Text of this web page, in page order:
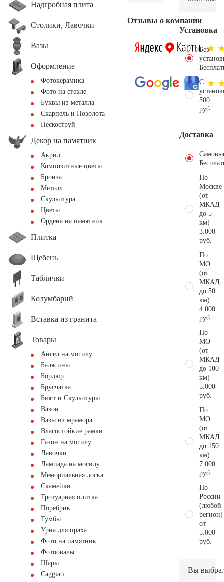
Надгробная плита
Столики, Лавочки
Вазы
Оформление
Фотокерамика
Фото на стекле
Буквы из металла
Скарпель и Позолота
Пескоструй
Декор на памятник
Акрил
Композитные цветы
Бронза
Металл
Скульптура
Цветы
Ордена на памятник
Плитка
Щебень
Таблички
Колумбарий
Вставка из гранита
Товары
Ангел на могилу
Балясины
Бордюр
Брусчатка
Бюст и Скульптуры
Вазон
Вазы из мрамора
Влагостойкие рамки
Газон на могилу
Лавочки
Лампада на могилу
Мемориальная доска
Скамейки
Тротуарная плитка
Поребрик
Тумбы
Урна для праха
Фото на памятник
Фотоовалы
Шары
Сaggiati
Отзывы о компании
Установка
Без
С
500
руб.
Доставка
По
Москве
(от
МКАД
до 5
км)
3.000
руб.
По
МО
(от
МКАД
до 50
км)
4.000
руб.
По
МО
(от
МКАД
до 100
км)
5.000
руб.
По
МО
(от
МКАД
до 150
км)
7.000
руб.
По
России
(любой
регион)
от
5.000
руб.
Вы